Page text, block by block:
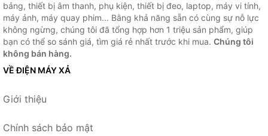
bảng, thiết bị âm thanh, phụ kiện, thiết bị đeo, laptop, máy vi tính,
máy ảnh, máy quay phim... Bằng khả năng sẵn có cùng sự nỗ lực
không ngừng, chúng tôi đã tổng hợp hơn 1 triệu sản phẩm, giúp
bạn có thể so sánh giá, tìm giá rẻ nhất trước khi mua. Chúng tôi
không bán hàng.
VỀ ĐIỆN MÁY XẢ
Giới thiệu
Chính sách bảo mật